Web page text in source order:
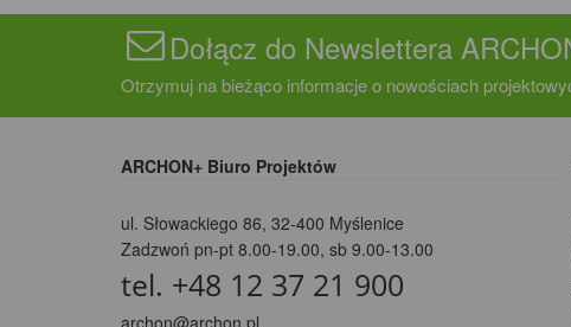
Dołącz do Newslettera
Otrzymuj na bieżąco informacje o nowościach
ARCHON+ Biuro Projektów
ul. Słowackiego 86, 32-400 Myślenice
Zadzwoń pn-pt 8.00-19.00, sb 9.00-13.00
tel. +48 12 37 21 900
archon@archon.pl